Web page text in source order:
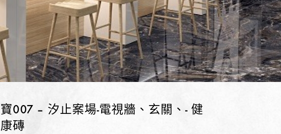
寶007 – 汐止案場-電視牆、玄關、- 健
康磚